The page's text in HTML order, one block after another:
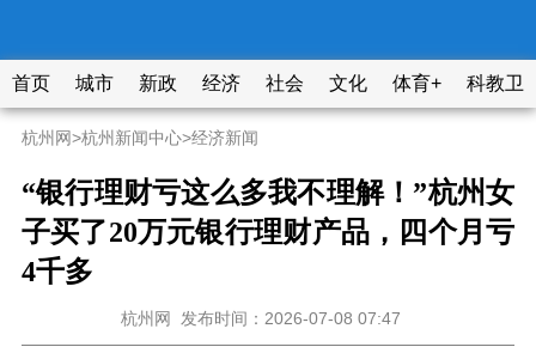
首页 城市 新政 经济 社会 文化 体育+ 科教卫
杭州网>杭州新闻中心>经济新闻
“银行理财亏这么多我不理解！”杭州女
子买了20万元银行理财产品，四个月亏
4千多
杭州网 发布时间：2026-07-08 07:47